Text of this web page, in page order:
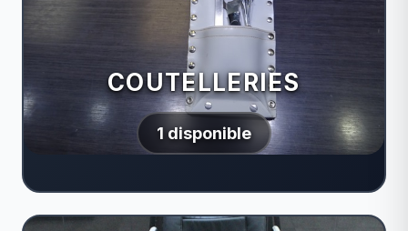
COUTELLERIES
1 disponible